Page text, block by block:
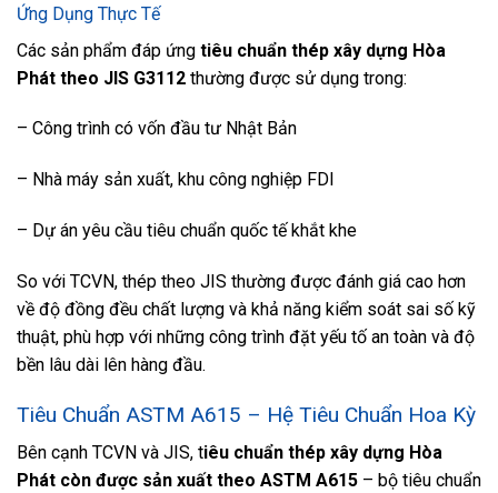
Ứng Dụng Thực Tế
Các sản phẩm đáp ứng tiêu chuẩn thép xây dựng Hòa
Phát theo JIS G3112 thường được sử dụng trong:
– Công trình có vốn đầu tư Nhật Bản
– Nhà máy sản xuất, khu công nghiệp FDI
– Dự án yêu cầu tiêu chuẩn quốc tế khắt khe
So với TCVN, thép theo JIS thường được đánh giá cao hơn
về độ đồng đều chất lượng và khả năng kiểm soát sai số kỹ
thuật, phù hợp với những công trình đặt yếu tố an toàn và độ
bền lâu dài lên hàng đầu.
Tiêu Chuẩn ASTM A615 – Hệ Tiêu Chuẩn Hoa Kỳ
Bên cạnh TCVN và JIS, tiêu chuẩn thép xây dựng Hòa
Phát còn được sản xuất theo ASTM A615 – bộ tiêu chuẩn